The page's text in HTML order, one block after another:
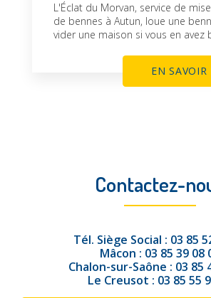
L'Éclat du Morvan, service de
de bennes à Autun, loue une
vider une maison si vous en avez
EN SAVOIR
Contactez-
Tél. Siège Social : 03 85
Mâcon : 03 85 39 08
Chalon-sur-Saône : 03 85
Le Creusot : 03 85 55